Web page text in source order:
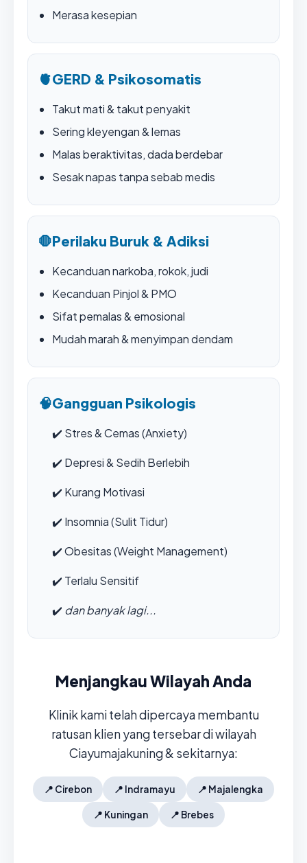
Merasa kesepian
🫀GERD & Psikosomatis
Takut mati & takut penyakit
Sering kleyengan & lemas
Malas beraktivitas, dada berdebar
Sesak napas tanpa sebab medis
🛑Perilaku Buruk & Adiksi
Kecanduan narkoba, rokok, judi
Kecanduan Pinjol & PMO
Sifat pemalas & emosional
Mudah marah & menyimpan dendam
🧠Gangguan Psikologis
✔️ Stres & Cemas (Anxiety)
✔️ Depresi & Sedih Berlebih
✔️ Kurang Motivasi
✔️ Insomnia (Sulit Tidur)
✔️Obesitas (Weight Management)
✔️ Terlalu Sensitif
✔️ dan banyak lagi...
Menjangkau Wilayah Anda
Klinik kami telah dipercaya membantu
ratusan klien yang tersebar di wilayah
Ciayumajakuning & sekitarnya:
📍 Cirebon 📍 Indramayu 📍 Majalengka
📍 Kuningan 📍 Brebes